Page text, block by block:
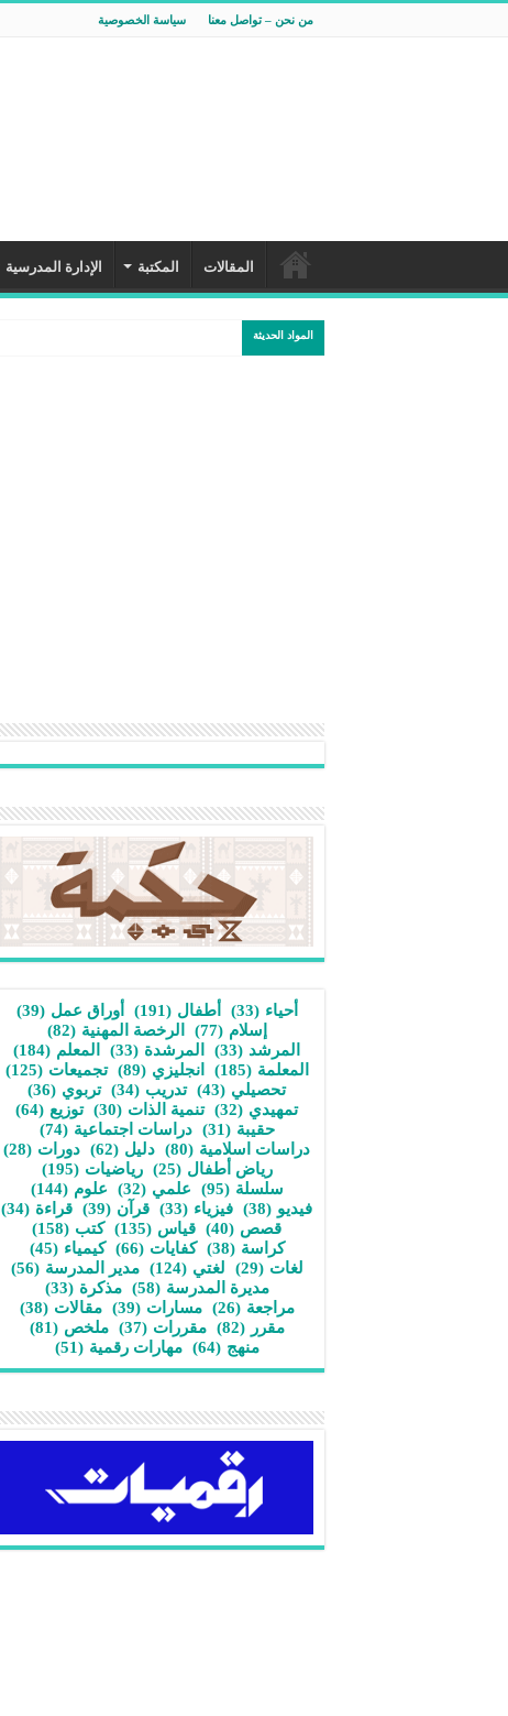
من نحن – تواصل معنا سياسة الخصوصية
المقالات المكتبة الإدارة المدرسية
المواد الحديثة
أحياء (33) أطفال (191) أوراق عمل (39)
إسلام (77) الرخصة المهنية (82)
المرشد (33) المرشدة (33) المعلم (184)
المعلمة (185) انجليزي (89) تجميعات (125)
تحصيلي (43) تدريب (34) تربوي (36)
تمهيدي (32) تنمية الذات (30) توزيع (64)
حقيبة (31) دراسات اجتماعية (74)
دراسات اسلامية (80) دليل (62) دورات (28)
رياض أطفال (25) رياضيات (195)
سلسلة (95) علمي (32) علوم (144)
فيديو (38) فيزياء (33) قرآن (39) قراءة (34)
قصص (40) قياس (135) كتب (158)
كراسة (38) كفايات (66) كيمياء (45)
لغات (29) لغتي (124) مدير المدرسة (56)
مديرة المدرسة (58) مذكرة (33)
مراجعة (26) مسارات (39) مقالات (38)
مقرر (82) مقررات (37) ملخص (81)
منهج (64) مهارات رقمية (51)